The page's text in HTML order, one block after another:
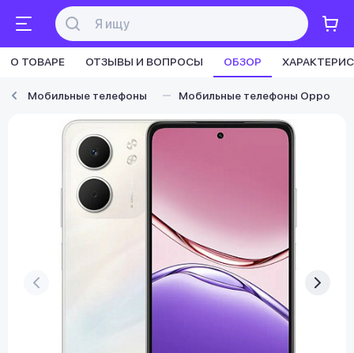
О ТОВАРЕ ОТЗЫВЫ И ВОПРОСЫ ОБЗОР
Мобильные телефоны Мобильные телефоны Oppo